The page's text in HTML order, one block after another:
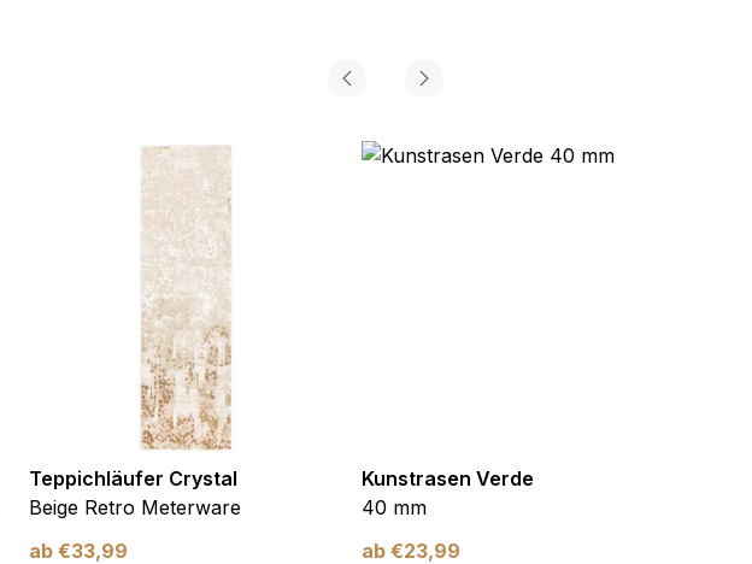
Teppichläufer Crystal
Beige Retro Meterware
ab €33,99
Kunstrasen Verde
40 mm
ab €23,99